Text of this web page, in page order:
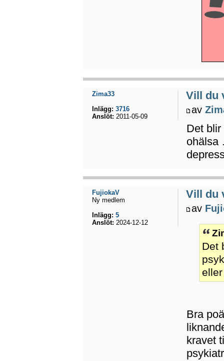
Vill du
av
Det
ohälsa
Zima33
Inlägg: 3716
Anslöt: 2011-05-09
Vill du
av
Det
Bra
kravet
FujiokaV
Ny medlem
Inlägg: 5
Anslöt: 2024-12-12